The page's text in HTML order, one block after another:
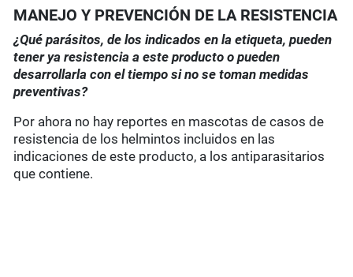
MANEJO Y PREVENCIÓN DE LA RESISTENCIA
¿Qué parásitos, de los indicados en la etiqueta, pueden
tener ya resistencia a este producto o pueden
desarrollarla con el tiempo si no se toman medidas
preventivas?
Por ahora no hay reportes en mascotas de casos de
resistencia de los helmintos incluidos en las
indicaciones de este producto, a los antiparasitarios
que contiene.